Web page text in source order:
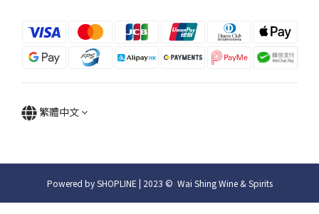
繁體中文
Powered by SHOPLINE | 2023 © Wai Shing Wine & Spirits